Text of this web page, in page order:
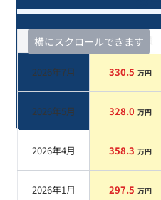
横にスクロールできます
査定時期 セルカ実績
2026年7月 330.5 万円
2026年5月 328.0 万円
2026年4月 358.3 万円
2026年1月 297.5 万円